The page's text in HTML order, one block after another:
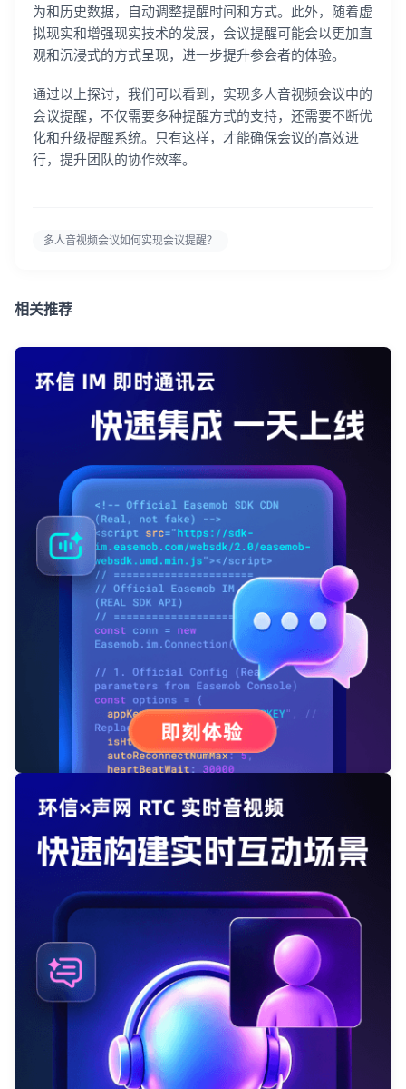
为和历史数据，自动调整提醒时间和方式。此外，随着虚
拟现实和增强现实技术的发展，会议提醒可能会以更加直
观和沉浸式的方式呈现，进一步提升参会者的体验。
通过以上探讨，我们可以看到，实现多人音视频会议中的
会议提醒，不仅需要多种提醒方式的支持，还需要不断优
化和升级提醒系统。只有这样，才能确保会议的高效进
行，提升团队的协作效率。
多人音视频会议如何实现会议提醒？
相关推荐
登录客服云